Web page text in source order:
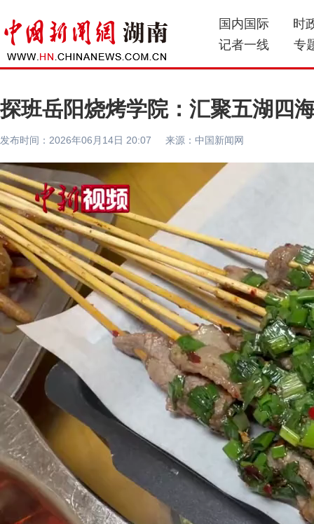
国内国际
时
记者一线
专
探班岳阳烧烤学院：汇聚五湖四
发布时间：2026年06月14日 20:07 来源：中国新闻网